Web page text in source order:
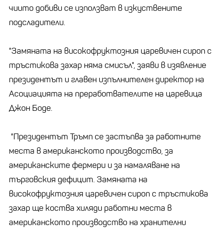
чиито добиви се използват в изкуствените
подсладители.
"Замяната на високофруктозния царевичен сироп с
тръстикова захар няма смисъл", заяви в изявление
президентът и главен изпълнителен директор на
Асоциацията на преработвателите на царевица
Джон Боде.
"Президентът Тръмп се застъпва за работните
места в американското производство, за
американските фермери и за намаляване на
търговския дефицит. Замяната на
високофруктозния царевичен сироп с тръстикова
захар ще коства хиляди работни места в
американското производство на хранителни